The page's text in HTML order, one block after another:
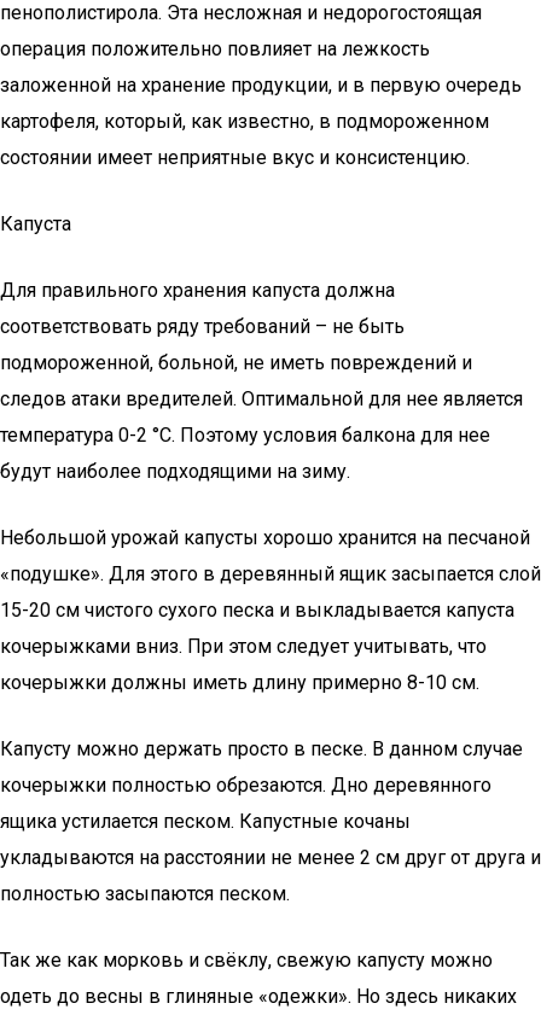
пенополистирола. Эта несложная и недорогостоящая
операция положительно повлияет на лежкость
заложенной на хранение продукции, и в первую очередь
картофеля, который, как известно, в подмороженном
состоянии имеет неприятные вкус и консистенцию.
Капуста
Для правильного хранения капуста должна
соответствовать ряду требований – не быть
подмороженной, больной, не иметь повреждений и
следов атаки вредителей. Оптимальной для нее является
температура 0-2 °C. Поэтому условия балкона для нее
будут наиболее подходящими на зиму.
Небольшой урожай капусты хорошо хранится на песчаной
«подушке». Для этого в деревянный ящик засыпается слой
15-20 см чистого сухого песка и выкладывается капуста
кочерыжками вниз. При этом следует учитывать, что
кочерыжки должны иметь длину примерно 8-10 см.
Капусту можно держать просто в песке. В данном случае
кочерыжки полностью обрезаются. Дно деревянного
ящика устилается песком. Капустные кочаны
укладываются на расстоянии не менее 2 см друг от друга и
полностью засыпаются песком.
Так же как морковь и свёклу, свежую капусту можно
одеть до весны в глиняные «одежки». Но здесь никаких